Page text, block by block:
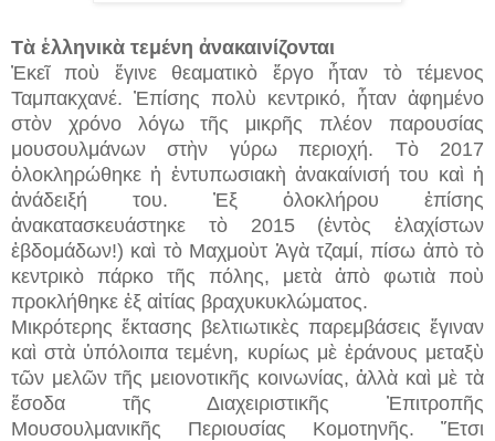
Τὰ ἑλληνικὰ τεμένη ἀνακαινίζονται
Ἐκεῖ ποὺ ἔγινε θεαματικὸ ἔργο ἦταν τὸ τέμενος
Ταμπακχανέ. Ἐπίσης πολὺ κεντρικό, ἦταν ἀφημένο
στὸν χρόνο λόγω τῆς μικρῆς πλέον παρουσίας
μουσουλμάνων στὴν γύρω περιοχή. Τὸ 2017
ὁλοκληρώθηκε ἡ ἐντυπωσιακὴ ἀνακαίνισή του καὶ ἡ
ἀνάδειξή του. Ἐξ ὁλοκλήρου ἐπίσης
ἀνακατασκευάστηκε τὸ 2015 (ἐντὸς ἐλαχίστων
ἑβδομάδων!) καὶ τὸ Μαχμοὺτ Ἀγὰ τζαμί, πίσω ἀπὸ τὸ
κεντρικὸ πάρκο τῆς πόλης, μετὰ ἀπὸ φωτιὰ ποὺ
προκλήθηκε ἐξ αἰτίας βραχυκυκλώματος.
Μικρότερης ἔκτασης βελτιωτικὲς παρεμβάσεις ἔγιναν
καὶ στὰ ὑπόλοιπα τεμένη, κυρίως μὲ ἐράνους μεταξὺ
τῶν μελῶν τῆς μειονοτικῆς κοινωνίας, ἀλλὰ καὶ μὲ τὰ
ἔσοδα τῆς Διαχειριστικῆς Ἐπιτροπῆς
Μουσουλμανικῆς Περιουσίας Κομοτηνῆς. Ἔτσι